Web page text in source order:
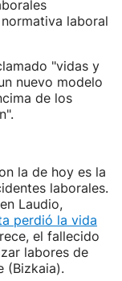
laboral
"vidas y
nuevo modelo
de los
la de hoy es la
laborales.
Laudio,
perdió la vida
el fallecido
labores de
(Bizkaia).